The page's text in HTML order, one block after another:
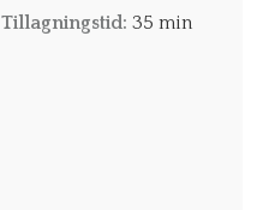
Tillagningstid: 35 min